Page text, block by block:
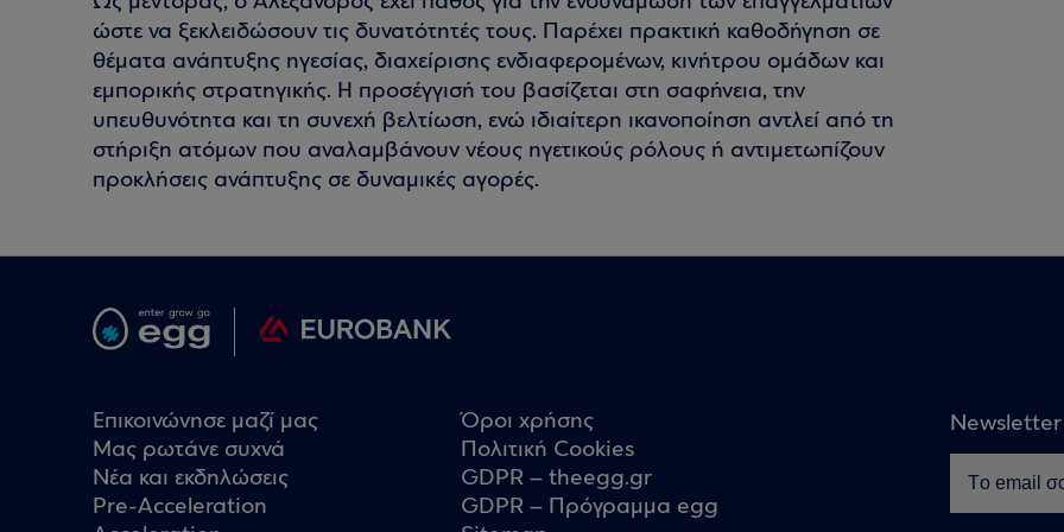
ώστε να ξεκλειδώσουν τις δυνατότητές τους. Παρέχει πρακτική καθοδήγηση σε
θέματα ανάπτυξης ηγεσίας, διαχείρισης ενδιαφερομένων, κινήτρου ομάδων και
εμπορικής στρατηγικής. Η προσέγγισή του βασίζεται στη σαφήνεια, την
υπευθυνότητα και τη συνεχή βελτίωση, ενώ ιδιαίτερη ικανοποίηση αντλεί από τη
στήριξη ατόμων που αναλαμβάνουν νέους ηγετικούς ρόλους ή αντιμετωπίζουν
προκλήσεις ανάπτυξης σε δυναμικές αγορές.
Επικοινώνησε μαζί μας
Μας ρωτάνε συχνά
Nέα και εκδηλώσεις
Pre-Acceleration
Όροι χρήσης
Πολιτική Cookies
GDPR – theegg.gr
GDPR – Πρόγραμμα egg
Newsletter